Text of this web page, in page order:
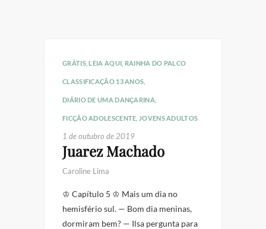
GRÁTIS,LEIA AQUI RAINHA DO PALCO
CLASSIFICAÇÃO 13 ANOS
DIÁRIO DE UMA DANÇARINA,
FICÇÃO ADOLESCENTE JOVENS ADULTOS
1 de outubro de 2019
Juarez Machado
Caroline Lima
♔ Capítulo 5 ♔ Mais um dia no
hemisfério sul. — Bom dia meninas,
dormiram bem? — Ilsa pergunta para